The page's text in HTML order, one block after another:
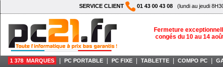
SERVICE CLIENT 01 43 00 43 08 (lundi au jeudi
Fermeture
congés du 10 au 14
1 378 MARQUES PC PORTABLE PC FIXE TABLETTE COMPO PC